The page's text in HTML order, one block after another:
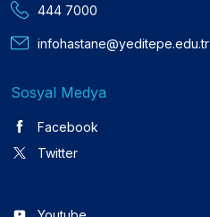
444 7000
infohastane@yeditepe.edu.tr
Sosyal Medya
Facebook
Twitter